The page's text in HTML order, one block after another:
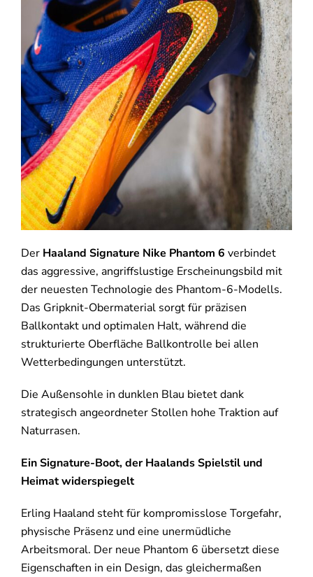
Der Haaland Signature Nike Phantom 6 verbindet
das aggressive, angriffslustige Erscheinungsbild mit
der neuesten Technologie des Phantom-6-Modells.
Das Gripknit-Obermaterial sorgt für präzisen
Ballkontakt und optimalen Halt, während die
strukturierte Oberfläche Ballkontrolle bei allen
Wetterbedingungen unterstützt.
Die Außensohle in dunklen Blau bietet dank
strategisch angeordneter Stollen hohe Traktion auf
Naturrasen.
Ein Signature-Boot, der Haalands Spielstil und
Heimat widerspiegelt
Erling Haaland steht für kompromisslose Torgefahr,
physische Präsenz und eine unermüdliche
Arbeitsmoral. Der neue Phantom 6 übersetzt diese
Eigenschaften in ein Design, das gleichermaßen